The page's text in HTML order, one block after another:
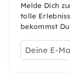
Melde Dich
tolle
bekommst